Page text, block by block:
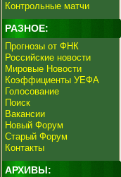
Контрольные матчи
РАЗНОЕ:
Прогнозы от ФНК
Российские новости
Мировые Новости
Коэффициенты УЕФА
Голосование
Поиск
Вакансии
Новый Форум
Старый Форум
Контакты
АРХИВЫ: